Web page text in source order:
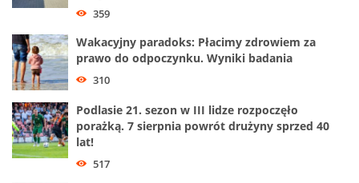
359
Wakacyjny paradoks: Płacimy zdrowiem za
prawo do odpoczynku. Wyniki badania
310
Podlasie 21. sezon w III lidze rozpoczęło
porażką. 7 sierpnia powrót drużyny sprzed 40
lat!
517